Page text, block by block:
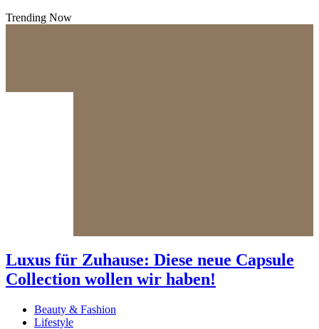
Trending Now
Luxus für Zuhause: Diese neue Capsule
Collection wollen wir haben!
Beauty & Fashion
Lifestyle